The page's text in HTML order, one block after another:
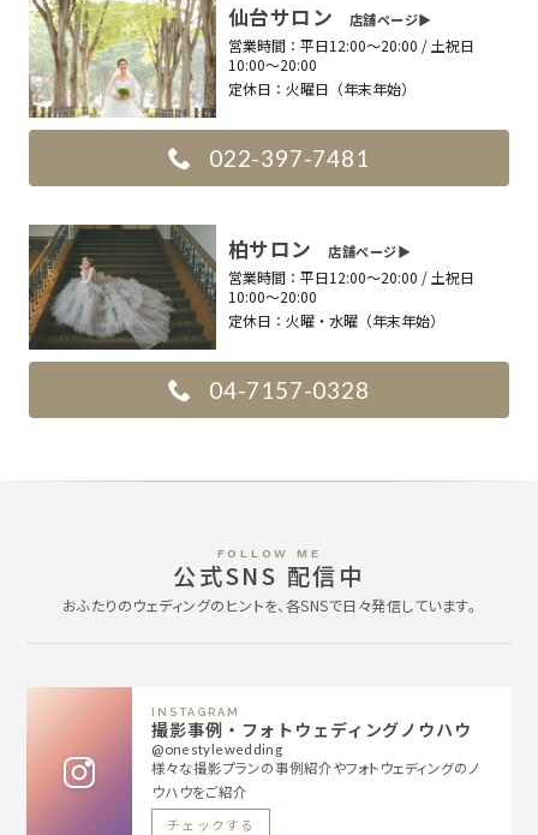
仙台サロン 店舗ページ▶︎
営業時間： 平日12:00〜20:00 / 土祝日
10:00〜20:00
定休日： 火曜日（年末年始）
022-397-7481
柏サロン店舗ページ▶︎
営業時間： 平日12:00〜20:00 / 土祝日
10:00〜20:00
定休日： 火曜・水曜（年末年始）
04-7157-0328
FOLLOW ME
公式SNS 配信中
おふたりのウェディングのヒントを、各SNSで日々発信しています。
INSTAGRAM
撮影事例・フォトウェディングノウハウ
@onestylewedding
様々な撮影プランの事例紹介やフォトウェディングのノ
ウハウをご紹介
チェックする